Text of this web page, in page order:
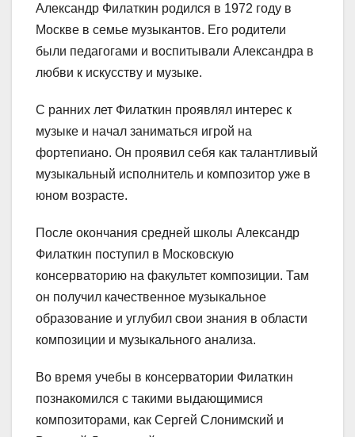
Александр Филаткин родился в 1972 году в
Москве в семье музыкантов. Его родители
были педагогами и воспитывали Александра в
любви к искусству и музыке.
С ранних лет Филаткин проявлял интерес к
музыке и начал заниматься игрой на
фортепиано. Он проявил себя как талантливый
музыкальный исполнитель и композитор уже в
юном возрасте.
После окончания средней школы Александр
Филаткин поступил в Московскую
консерваторию на факультет композиции. Там
он получил качественное музыкальное
образование и углубил свои знания в области
композиции и музыкального анализа.
Во время учебы в консерватории Филаткин
познакомился с такими выдающимися
композиторами, как Сергей Слонимский и